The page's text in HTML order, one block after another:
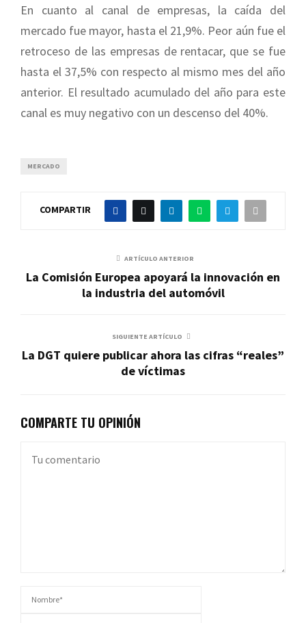
En cuanto al canal de empresas, la caída del
mercado fue mayor, hasta el 21,9%. Peor aún fue el
retroceso de las empresas de rentacar, que se fue
hasta el 37,5% con respecto al mismo mes del año
anterior. El resultado acumulado del año para este
canal es muy negativo con un descenso del 40%.
MERCADO
COMPARTIR
ARTÍCULO ANTERIOR
La Comisión Europea apoyará la innovación en
la industria del automóvil
SIGUIENTE ARTÍCULO
La DGT quiere publicar ahora las cifras “reales”
de víctimas
COMPARTE TU OPINIÓN